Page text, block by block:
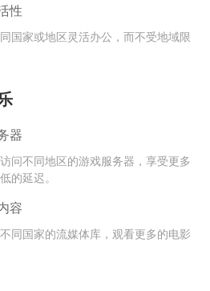
性
国家或地区灵活办公，而不受地域限
器
问不同地区的游戏服务器，享受更多
的延迟。
容
同国家的流媒体库，观看更多的电影